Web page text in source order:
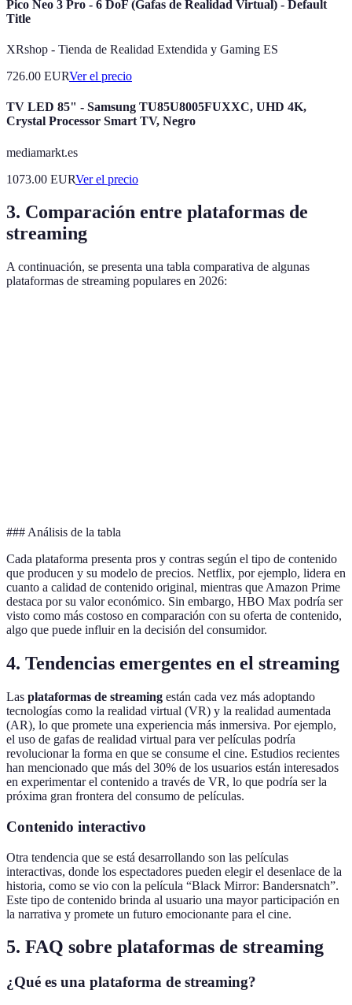
Pico Neo 3 Pro - 6 DoF (Gafas de Realidad Virtual) - Default
Title
XRshop - Tienda de Realidad Extendida y Gaming ES
726.00 EURVer el precio
TV LED 85" - Samsung TU85U8005FUXXC, UHD 4K,
Crystal Processor Smart TV, Negro
mediamarkt.es
1073.00 EURVer el precio
3. Comparación entre plataformas de
streaming
A continuación, se presenta una tabla comparativa de algunas
plataformas de streaming populares en 2026:
### Análisis de la tabla
Cada plataforma presenta pros y contras según el tipo de contenido
que producen y su modelo de precios. Netflix, por ejemplo, lidera en
cuanto a calidad de contenido original, mientras que Amazon Prime
destaca por su valor económico. Sin embargo, HBO Max podría ser
visto como más costoso en comparación con su oferta de contenido,
algo que puede influir en la decisión del consumidor.
4. Tendencias emergentes en el streaming
Las plataformas de streaming están cada vez más adoptando
tecnologías como la realidad virtual (VR) y la realidad aumentada
(AR), lo que promete una experiencia más inmersiva. Por ejemplo,
el uso de gafas de realidad virtual para ver películas podría
revolucionar la forma en que se consume el cine. Estudios recientes
han mencionado que más del 30% de los usuarios están interesados
en experimentar el contenido a través de VR, lo que podría ser la
próxima gran frontera del consumo de películas.
Contenido interactivo
Otra tendencia que se está desarrollando son las películas
interactivas, donde los espectadores pueden elegir el desenlace de la
historia, como se vio con la película “Black Mirror: Bandersnatch”.
Este tipo de contenido brinda al usuario una mayor participación en
la narrativa y promete un futuro emocionante para el cine.
5. FAQ sobre plataformas de streaming
¿Qué es una plataforma de streaming?